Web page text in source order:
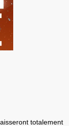
totalement